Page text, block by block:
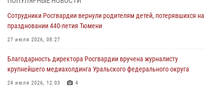
Росгвардейцы в Тюменской области почтили память генерала
армии Ивана Кирилловича Яковлева
05 августа 2026, 11:03
В Тюмени офицер Росгвардии в радиоэфире напомнил гражданам о
мерах безопасного владения оружием
05 августа 2026, 09:56
Сотрудники Росгвардии вернули родителям детей, потерявшихся на
праздновании 440-летия Тюмени
27 июля 2026, 08:27
Благодарность директора Росгвардии вручена журналисту
крупнейшего медиахолдинга Уральского федерального округа
24 июля 2026, 12:03 4